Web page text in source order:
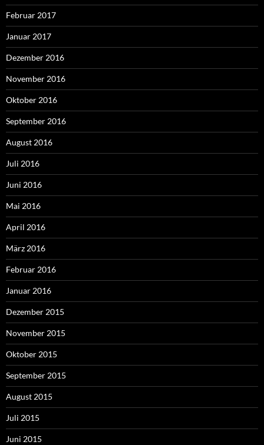
Februar 2017
Januar 2017
Dezember 2016
November 2016
Oktober 2016
September 2016
August 2016
Juli 2016
Juni 2016
Mai 2016
April 2016
März 2016
Februar 2016
Januar 2016
Dezember 2015
November 2015
Oktober 2015
September 2015
August 2015
Juli 2015
Juni 2015